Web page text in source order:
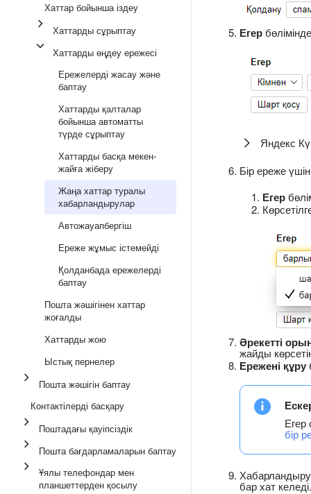
Хаттар бойынша іздеу
Хаттарды сұрыптау
Хаттарды өңдеу ережесі
Ережелерді жасау және
баптау
Хаттарды қалталар
бойынша автоматты
түрде сұрыптау
Хаттарды басқа мекен-
жайға жіберу
Жаңа хаттар туралы
хабарландырулар
Автожауапбергіш
Ереже жұмыс істемейді
Қолданбада ережелерді
баптау
Пошта жәшігінен хаттар
жоғалды
Хаттарды жою
Ыстық пернелер
Пошта жәшігін баптау
Контактілерді басқару
Поштадағы қауіпсіздік
Пошта бағдарламаларын баптау
Ұялы телефондар мен
планшеттерден қосылу
Егер
Яндекс
Бір ереже
Егер
Әрекетті
жайды
Ережені құру
Егер
бір
бар хат